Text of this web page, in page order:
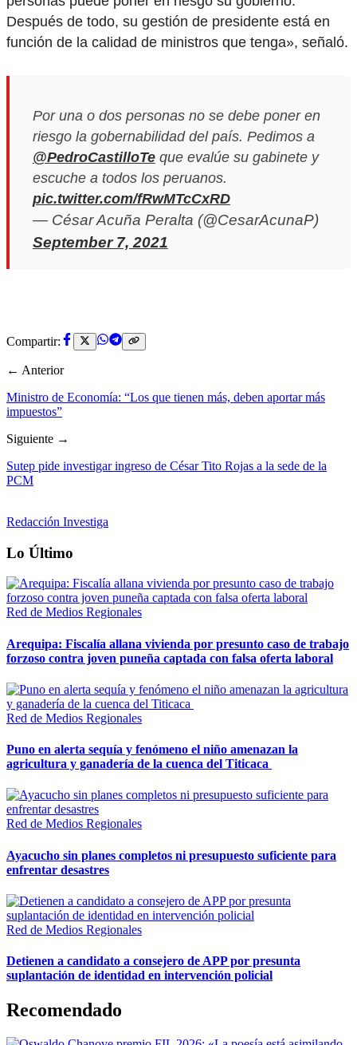
Después de todo, su gestión de presidente está en
función de la calidad de ministros que tenga», señaló.
Por una o dos personas no se debe poner en
riesgo la gobernabilidad del país. Pedimos a
@PedroCastilloTeque evalúe su gabinete y
escuche a todos los peruanos.
pic.twitter.com/fRwMTcCxRD
— César Acuña Peralta (@CesarAcunaP)
September 7, 2021
Compartir:
← Anterior
Ministro de Economía: “Los que tienen más, deben aportar más
impuestos”
Siguiente →
Sutep pide investigar ingreso de César Tito Rojas a la sede de la
PCM
Redacción Investiga
Lo Último
Red de Medios Regionales
Arequipa: Fiscalía allana vivienda por presunto caso de trabajo
forzoso contra joven puneña captada con falsa oferta laboral
Red de Medios Regionales
Puno en alerta sequía y fenómeno el niño amenazan la
agricultura y ganadería de la cuenca del Titicaca
Red de Medios Regionales
Ayacucho sin planes completos ni presupuesto suficiente para
enfrentar desastres
Red de Medios Regionales
Detienen a candidato a consejero de APP por presunta
suplantación de identidad en intervención policial
Recomendado